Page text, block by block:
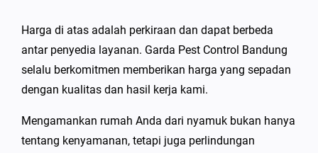
Harga di atas adalah perkiraan dan dapat berbeda
antar penyedia layanan. Garda Pest Control Bandung
selalu berkomitmen memberikan harga yang sepadan
dengan kualitas dan hasil kerja kami.
Mengamankan rumah Anda dari nyamuk bukan hanya
tentang kenyamanan, tetapi juga perlindungan